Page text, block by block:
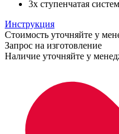
3х ступенчатая
Инструкция
Стоимость уточняйте у
Запрос на изготовление
Наличие уточняйте у